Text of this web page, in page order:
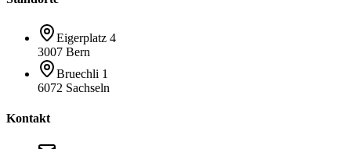
Eigerplatz 4
3007 Bern
Bruechli 1
6072 Sachseln
Kontakt